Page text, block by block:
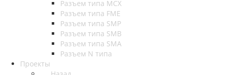
Разъем типа MCX
Разъем типа FME
Разъем типа SMP
Разъем типа SMB
Разъем типа SMA
Разъем N типа
Проекты